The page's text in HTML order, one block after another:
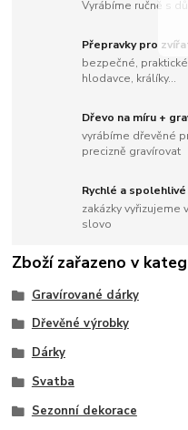
Vyrábíme ručně s
Přepravky pro
bezpečné,
hlodavce, králíky...
Dřevo na míru +
vyrábíme dřevěné
precizně gravírovat
Rychlé a
zakázky vyřizujeme
slovo
Zboží zařazeno v
Gravírované dárky
Dřevěné výrobky
Dárky
Svatba
Sezonní dekorace